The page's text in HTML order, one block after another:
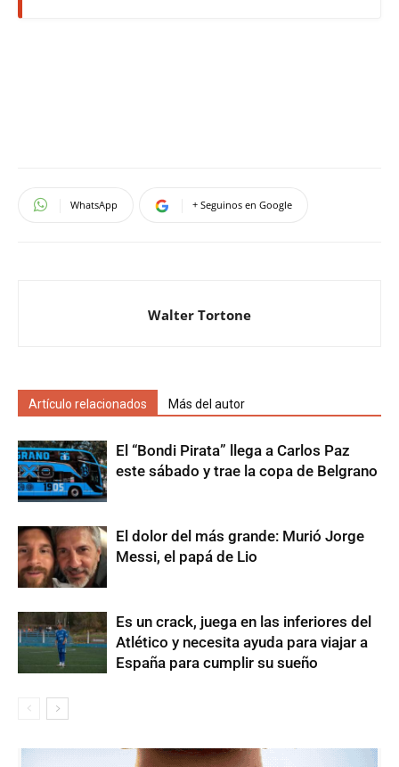
WhatsApp + Seguinos en Google
Walter Tortone
Artículo relacionados Más del autor
El “Bondi Pirata” llega a Carlos Paz
este sábado y trae la copa de Belgrano
El dolor del más grande: Murió Jorge
Messi, el papá de Lio
Es un crack, juega en las inferiores del
Atlético y necesita ayuda para viajar a
España para cumplir su sueño